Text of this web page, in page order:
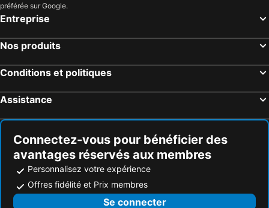
préférée sur Google.
Entreprise
Nos produits
Conditions et politiques
Assistance
Connectez-vous pour bénéficier des
avantages réservés aux membres
Personnalisez votre expérience
Offres fidélité et Prix membres
Se connecter